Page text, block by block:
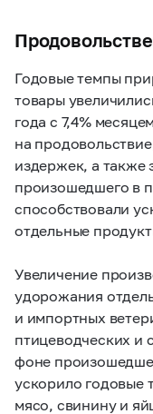
Годовые темпы
товары
года с 7,4%
на
издержек, а также
произошедшего в
способствовали
отдельные
Увеличение
удорожания
и импортных
птицеводческих и
фоне
ускорило годовые
мясо, свинину и